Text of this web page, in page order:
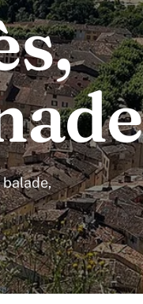
balade,